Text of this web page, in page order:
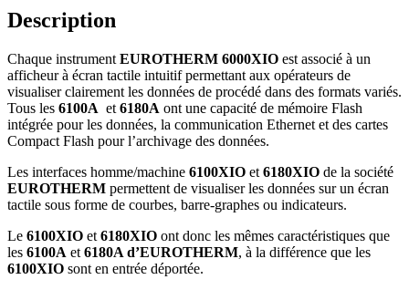
Description
Chaque instrument EUROTHERM 6000XIO est associé à un
afficheur à écran tactile intuitif permettant aux opérateurs de
visualiser clairement les données de procédé dans des formats variés.
Tous les 6100A et 6180A ont une capacité de mémoire Flash
intégrée pour les données, la communication Ethernet et des cartes
Compact Flash pour l’archivage des données.
Les interfaces homme/machine 6100XIO et 6180XIO de la société
EUROTHERM permettent de visualiser les données sur un écran
tactile sous forme de courbes, barre-graphes ou indicateurs.
Le 6100XIO et 6180XIO ont donc les mêmes caractéristiques que
les 6100A et 6180A d’EUROTHERM, à la différence que les
6100XIO sont en entrée déportée.